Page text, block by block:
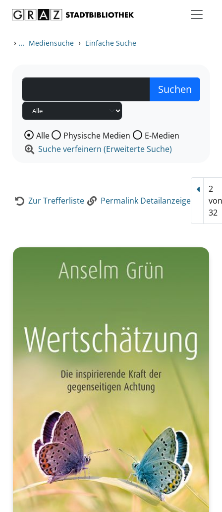
› ... Mediensuche › Einfache Suche
Wählen Sie die Medienart nach der Sie suchen wollen.
Alle Physische Medien
E-Medien
Suche verfeinern (Erweiterte Suche)
Zur Trefferliste Permalink Detailanzeige
2
32